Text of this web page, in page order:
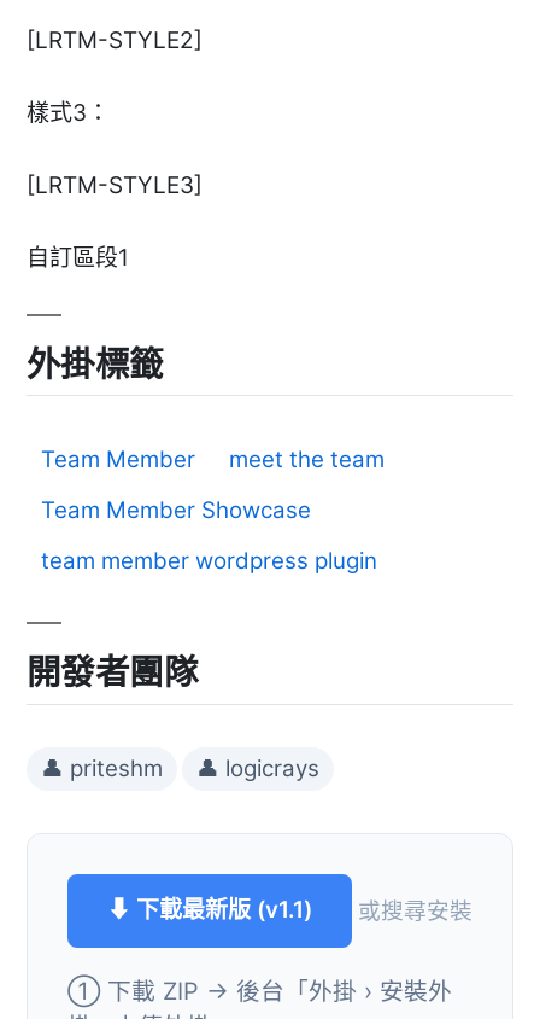
[LRTM-STYLE2]
樣式3：
[LRTM-STYLE3]
自訂區段1
外掛標籤
Team Member
meet the team
Team Member Showcase
team member wordpress plugin
開發者團隊
👤 priteshm 👤 logicrays
⬇ 下載最新版 (v1.1) 或搜尋安裝
① 下載 ZIP → 後台「外掛 › 安裝外